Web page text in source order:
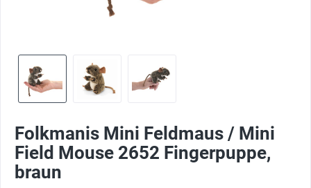
Folkmanis Mini Feldmaus / Mini
Field Mouse 2652 Fingerpuppe,
braun